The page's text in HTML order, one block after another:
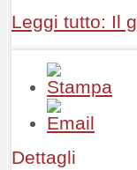
Leggi tutto: Il
Dettagli